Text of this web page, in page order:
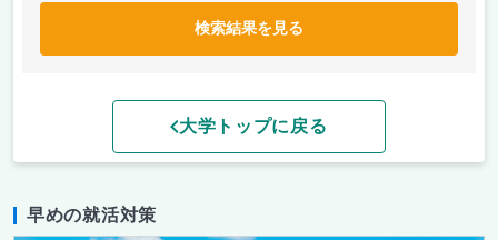
検索結果を見る
大学トップに戻る
早めの就活対策